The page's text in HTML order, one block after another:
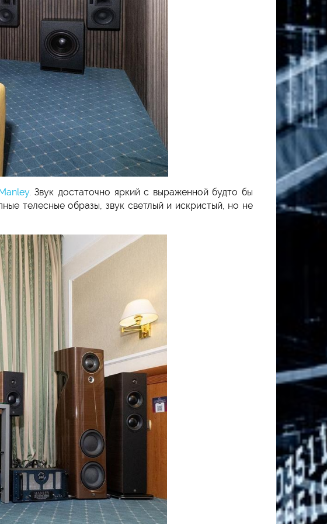
Manley. Звук достаточно яркий с выраженной будто бы
телесные образы, звук светлый и искристый, но не